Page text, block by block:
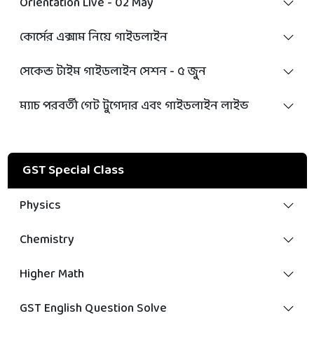
কোর্সের এক্সাম নিয়ে গাইডলাইন
সেকেন্ড টাইম গাইডলাইন সেশন - ৫ জুন
ম্যাচ পরবর্তী গেট টুগেদার এবং গাইডলাইন লাইভ
GST Special Class
Physics
Chemistry
Higher Math
GST English Question Solve